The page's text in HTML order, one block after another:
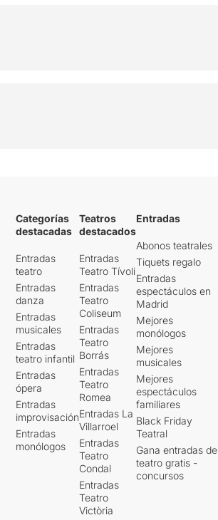
Categorías
destacadas
Entradas
teatro
Entradas
danza
Entradas
musicales
Entradas
teatro infantil
Entradas
ópera
Entradas
improvisación
Entradas
monólogos
Teatros
destacados
Entradas
Teatro Tívoli
Entradas
Teatro
Coliseum
Entradas
Teatro
Borrás
Entradas
Teatro
Romea
Entradas La
Villarroel
Entradas
Teatro
Condal
Entradas
Teatro
Victòria
Entradas
Abonos teatrales
Tiquets regalo
Entradas
espectáculos en
Madrid
Mejores
monólogos
Mejores
musicales
Mejores
espectáculos
familiares
Black Friday
Teatral
Gana entradas de
teatro gratis -
concursos